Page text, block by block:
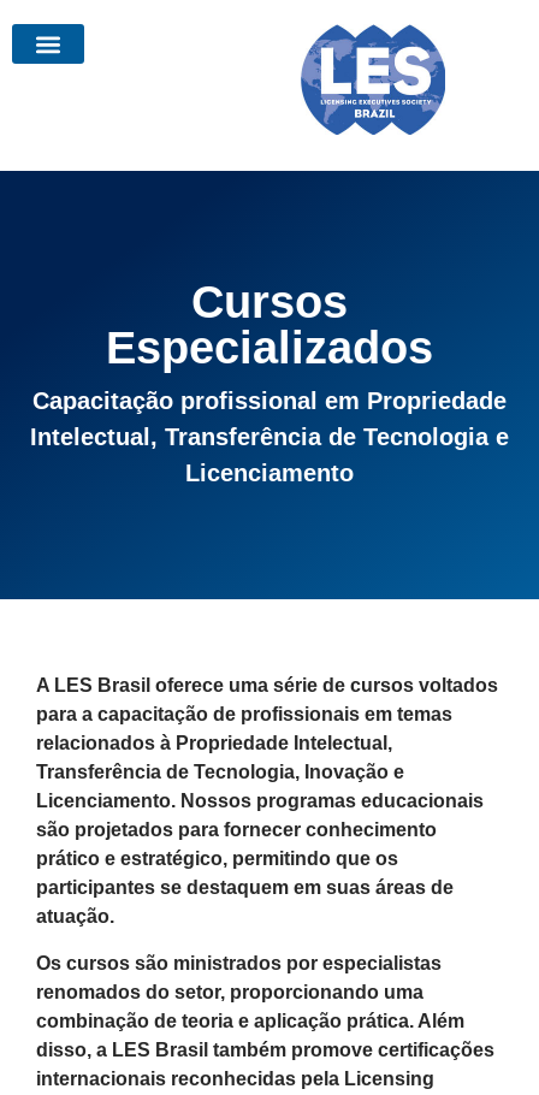
Cursos
Especializados
Capacitação profissional em Propriedade
Intelectual, Transferência de Tecnologia e
Licenciamento
A LES Brasil oferece uma série de cursos voltados
para a capacitação de profissionais em temas
relacionados à Propriedade Intelectual,
Transferência de Tecnologia, Inovação e
Licenciamento. Nossos programas educacionais
são projetados para fornecer conhecimento
prático e estratégico, permitindo que os
participantes se destaquem em suas áreas de
atuação.
Os cursos são ministrados por especialistas
renomados do setor, proporcionando uma
combinação de teoria e aplicação prática. Além
disso, a LES Brasil também promove certificações
internacionais reconhecidas pela Licensing